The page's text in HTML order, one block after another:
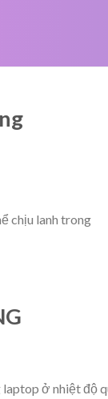
chịu lanh trong
laptop ở nhiệt độ